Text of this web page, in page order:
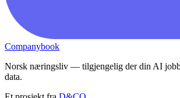
Companybook
Norsk næringsliv — tilgjengelig der din AI
data.